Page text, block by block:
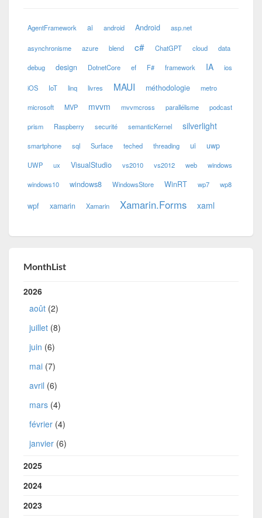
AgentFramework ai android Android asp.net
asynchronisme azure blend c# ChatGPT cloud data
debug design DotnetCore ef F# framework IA ios
iOS IoT linq livres MAUI méthodologie metro
microsoft MVP mvvm mvvmcross parallélisme podcast
prism Raspberry securité semanticKernel silverlight
smartphone sql Surface teched threading ui uwp
UWP ux VisualStudio vs2010 vs2012 web windows
windows10 windows8 WindowsStore WinRT wp7 wp8
wpf xamarin Xamarin Xamarin.Forms xaml
MonthList
2026
août (2)
juillet (8)
juin (6)
mai (7)
avril (6)
mars (4)
février (4)
janvier (6)
2025
2024
2023